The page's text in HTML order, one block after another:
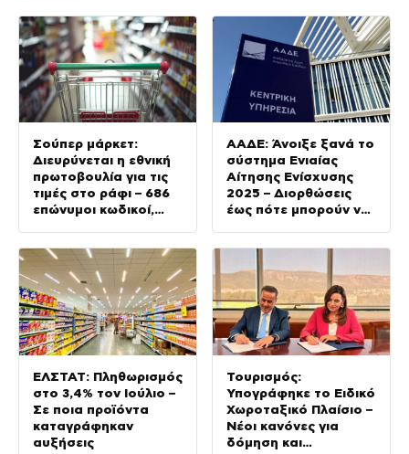
Σούπερ μάρκετ:
Διευρύνεται η εθνική
πρωτοβουλία για τις
τιμές στο ράφι – 686
επώνυμοι κωδικοί,
ιδιωτικής ετικέτας
ΑΑΔΕ: Άνοιξε ξανά το
σύστημα Ενιαίας
Αίτησης Ενίσχυσης
2025 – Διορθώσεις
έως πότε μπορούν να
ΕΛΣΤΑΤ: Πληθωρισμός
στο 3,4% τον Ιούλιο –
Σε ποια προϊόντα
καταγράφηκαν
αυξήσεις
Τουρισμός:
Υπογράφηκε το Ειδικό
Χωροταξικό Πλαίσιο –
Νέοι κανόνες για
δόμηση και